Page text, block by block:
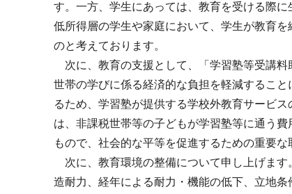
す。一方、学生にあっては、教育を受ける際
低所得層の学生や家庭において、学生が教育
のと考えております。
次に、教育の支援として、「学習塾等受講料
世帯の学びに係る経済的な負担を軽減するこ
るため、学習塾が提供する学校外教育サービ
は、非課税世帯等の子どもが学習塾等に通う
もので、社会的な平等を促進するための重要
次に、教育環境の整備について申し上げます
造耐力、経年による耐力・機能の低下、立地